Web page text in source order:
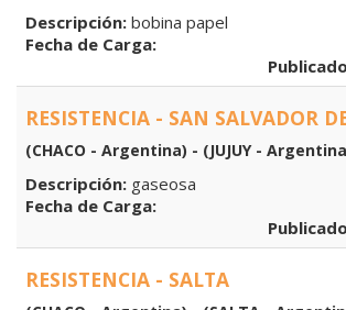
Descripción: bobina papel
Fecha de Carga:
RESISTENCIA - SAN SALVADOR
(CHACO - Argentina) - (JUJUY -
Descripción: gaseosa
Fecha de Carga:
RESISTENCIA - SALTA